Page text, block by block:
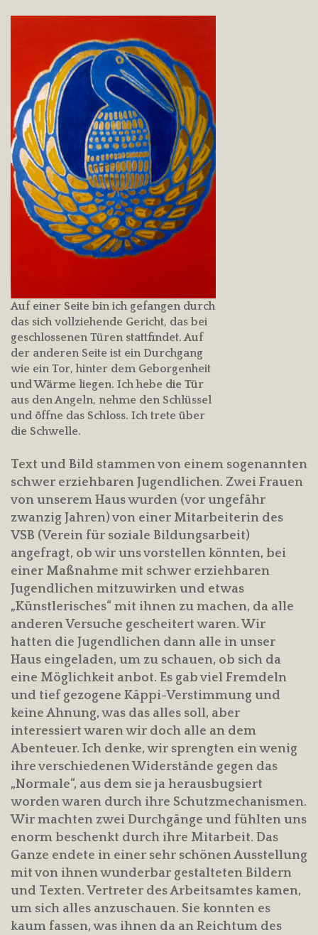
Auf einer Seite bin ich gefangen durch
das sich vollziehende Gericht, das bei
geschlossenen Türen stattfindet. Auf
der anderen Seite ist ein Durchgang
wie ein Tor, hinter dem Geborgenheit
und Wärme liegen. Ich hebe die Tür
aus den Angeln, nehme den Schlüssel
und öffne das Schloss. Ich trete über
die Schwelle.
Text und Bild stammen von einem sogenannten
schwer erziehbaren Jugendlichen. Zwei Frauen
von unserem Haus wurden (vor ungefähr
zwanzig Jahren) von einer Mitarbeiterin des
VSB (Verein für soziale Bildungsarbeit)
angefragt, ob wir uns vorstellen könnten, bei
einer Maßnahme mit schwer erziehbaren
Jugendlichen mitzuwirken und etwas
„Künstlerisches“ mit ihnen zu machen, da alle
anderen Versuche gescheitert waren. Wir
hatten die Jugendlichen dann alle in unser
Haus eingeladen, um zu schauen, ob sich da
eine Möglichkeit anbot. Es gab viel Fremdeln
und tief gezogene Käppi-Verstimmung und
keine Ahnung, was das alles soll, aber
interessiert waren wir doch alle an dem
Abenteuer. Ich denke, wir sprengten ein wenig
ihre verschiedenen Widerstände gegen das
„Normale“, aus dem sie ja herausbugsiert
worden waren durch ihre Schutzmechanismen.
Wir machten zwei Durchgänge und fühlten uns
enorm beschenkt durch ihre Mitarbeit. Das
Ganze endete in einer sehr schönen Ausstellung
mit von ihnen wunderbar gestalteten Bildern
und Texten. Vertreter des Arbeitsamtes kamen,
um sich alles anzuschauen. Sie konnten es
kaum fassen, was ihnen da an Reichtum des